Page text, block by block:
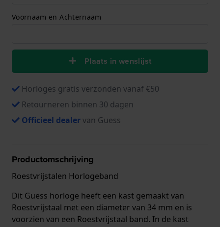
Voornaam en Achternaam
Plaats in wenslijst
Horloges gratis verzonden vanaf €50
Retourneren binnen 30 dagen
Officieel dealervan Guess
Productomschrijving
Roestvrijstalen Horlogeband
Dit Guess horloge heeft een kast gemaakt van
Roestvrijstaal met een diameter van 34 mm en is
voorzien van een Roestvrijstaal band. In de kast